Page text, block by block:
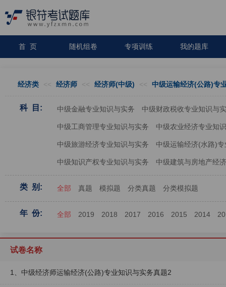
首 页 随机组卷 专项训练 我的题库
经济类 << 经济师 << 经济师(中级) << 中级运输经济(公路)专
科 目: 中级金融专业知识与实务 中级财政税收专业知识与
中级工商管理专业知识与实务 中级农业经济专业知
中级旅游经济专业知识与实务 中级运输经济(水路)
中级知识产权专业知识与实务 中级建筑与房地产经
类 别: 全部 真题 模拟题 分类真题 分类模拟题
年 份: 全部 2019 2018 2017 2016 2015 2014
试卷名称
1、中级经济师运输经济(公路)专业知识与实务真题2